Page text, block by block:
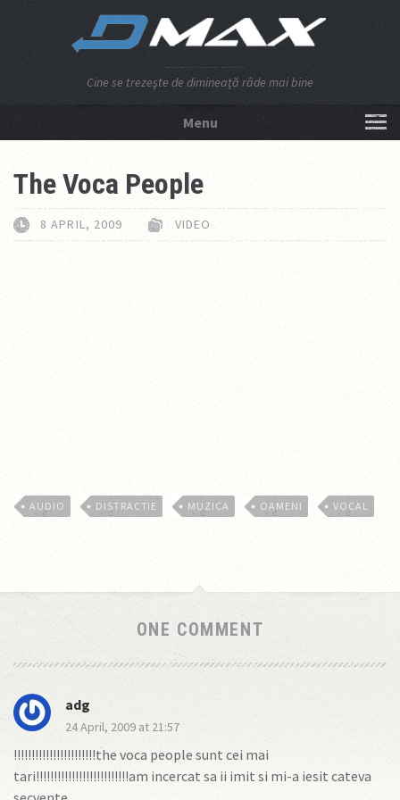
Cine se trezeşte de dimineaţă râde mai bine
Menu
The Voca People
8 APRIL, 2009 VIDEO
AUDIO DISTRACTIE MUZICA OAMENI VOCAL
ONE COMMENT
adg
24 April, 2009 at 21:57
!!!!!!!!!!!!!!!!!!!!!!!the voca people sunt cei mai
tari!!!!!!!!!!!!!!!!!!!!!!!!!!am incercat sa ii imit si mi-a iesit cateva